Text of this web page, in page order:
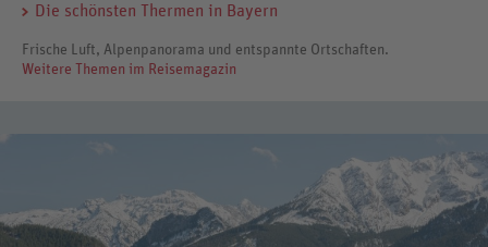
Die schönsten Thermen in Bayern
Frische Luft, Alpenpanorama und entspannte Ortschaften.
Weitere Themen im Reisemagazin